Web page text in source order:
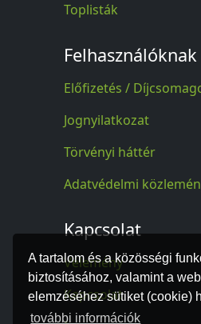
A tartalom és a közösségi
biztosításához, valamint a
elemzéséhez sütiket (cookie)
további információk
Toplisták
Felhasználóknak
Előfizetés /
Jognyilatkozat
Törvényi háttér
Adatvédelmi
Kapcsolat
Vélemény
Kapcsolat